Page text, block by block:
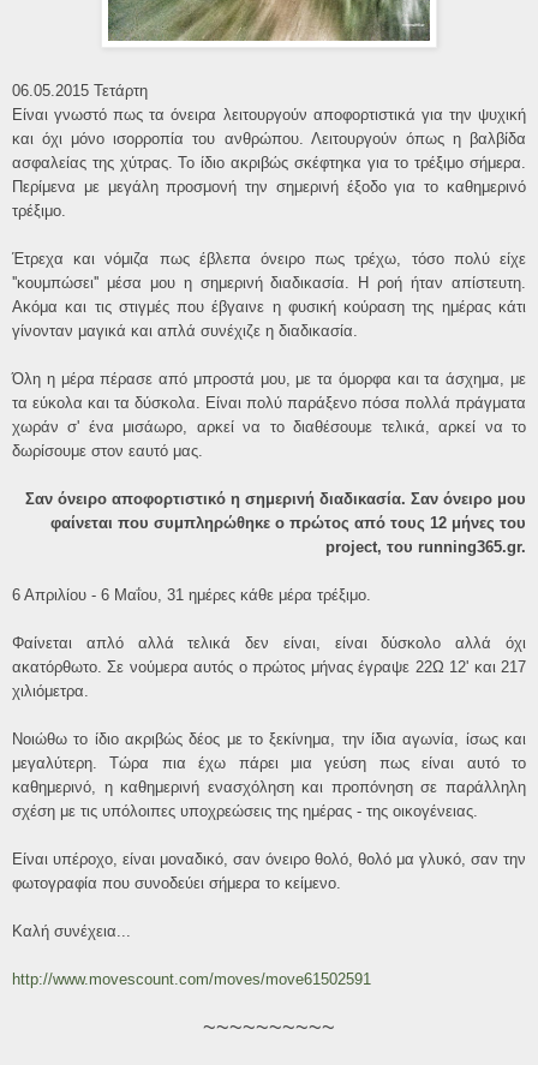
06.05.2015 Τετάρτη
Είναι γνωστό πως τα όνειρα λειτουργούν αποφορτιστικά για την ψυχική
και όχι μόνο ισορροπία του ανθρώπου. Λειτουργούν όπως η βαλβίδα
ασφαλείας της χύτρας. Το ίδιο ακριβώς σκέφτηκα για το τρέξιμο σήμερα.
Περίμενα με μεγάλη προσμονή την σημερινή έξοδο για το καθημερινό
τρέξιμο.
Έτρεχα και νόμιζα πως έβλεπα όνειρο πως τρέχω, τόσο πολύ είχε
''κουμπώσει'' μέσα μου η σημερινή διαδικασία. Η ροή ήταν απίστευτη.
Ακόμα και τις στιγμές που έβγαινε η φυσική κούραση της ημέρας κάτι
γίνονταν μαγικά και απλά συνέχιζε η διαδικασία.
Όλη η μέρα πέρασε από μπροστά μου, με τα όμορφα και τα άσχημα, με
τα εύκολα και τα δύσκολα. Είναι πολύ παράξενο πόσα πολλά πράγματα
χωράν σ' ένα μισάωρο, αρκεί να το διαθέσουμε τελικά, αρκεί να το
δωρίσουμε στον εαυτό μας.
Σαν όνειρο αποφορτιστικό η σημερινή διαδικασία. Σαν όνειρο μου
φαίνεται που συμπληρώθηκε ο πρώτος από τους 12 μήνες του
project, του running365.gr.
6 Απριλίου - 6 Μαΐου, 31 ημέρες κάθε μέρα τρέξιμο.
Φαίνεται απλό αλλά τελικά δεν είναι, είναι δύσκολο αλλά όχι
ακατόρθωτο. Σε νούμερα αυτός ο πρώτος μήνας έγραψε 22Ω 12' και 217
χιλιόμετρα.
Νοιώθω το ίδιο ακριβώς δέος με το ξεκίνημα, την ίδια αγωνία, ίσως και
μεγαλύτερη. Τώρα πια έχω πάρει μια γεύση πως είναι αυτό το
καθημερινό, η καθημερινή ενασχόληση και προπόνηση σε παράλληλη
σχέση με τις υπόλοιπες υποχρεώσεις της ημέρας - της οικογένειας.
Είναι υπέροχο, είναι μοναδικό, σαν όνειρο θολό, θολό μα γλυκό, σαν την
φωτογραφία που συνοδεύει σήμερα το κείμενο.
Καλή συνέχεια...
http://www.movescount.com/moves/move61502591
~~~~~~~~~~